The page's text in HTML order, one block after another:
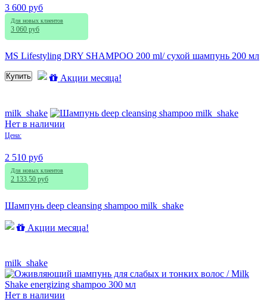
3 600 руб
Для новых клиентов
3 060 руб
MS Lifestyling DRY SHAMPOO 200 ml/ сухой шампунь 200 мл
Купить Акции месяца!
milk_shake
Нет в наличии
Цена:
2 510 руб
Для новых клиентов
2 133.50 руб
Шампунь deep cleansing shampoo milk_shake
Акции месяца!
milk_shake
Нет в наличии